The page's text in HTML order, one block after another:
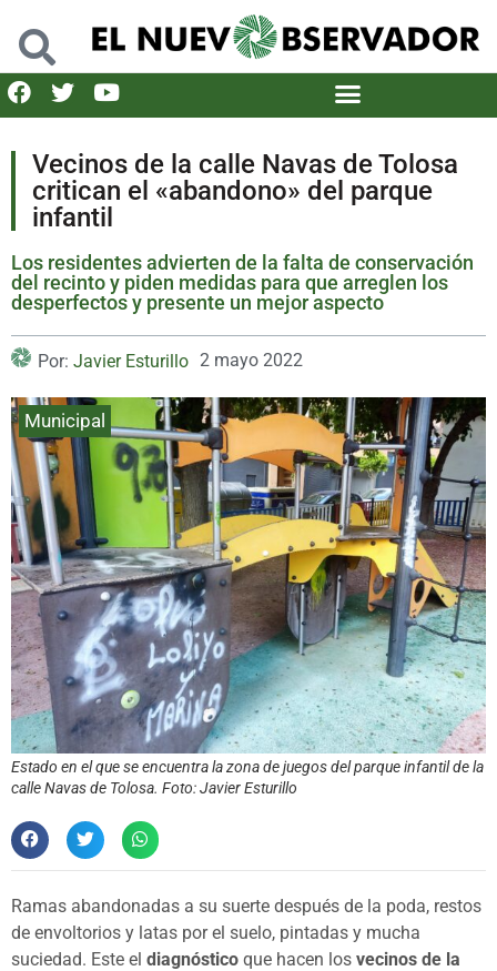
Vecinos de la calle Navas de Tolosa
critican el «abandono» del parque
infantil
Los residentes advierten de la falta de conservación
del recinto y piden medidas para que arreglen los
desperfectos y presente un mejor aspecto
Por: Javier Esturillo 2 mayo 2022
Municipal
Estado en el que se encuentra la zona de juegos del parque infantil de la
calle Navas de Tolosa. Foto: Javier Esturillo
Ramas abandonadas a su suerte después de la poda, restos
de envoltorios y latas por el suelo, pintadas y mucha
suciedad. Este el diagnóstico que hacen los vecinos de la